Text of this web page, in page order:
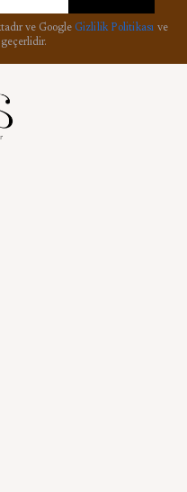
ve Google Gizlilik Politikası ve
geçerlidir.